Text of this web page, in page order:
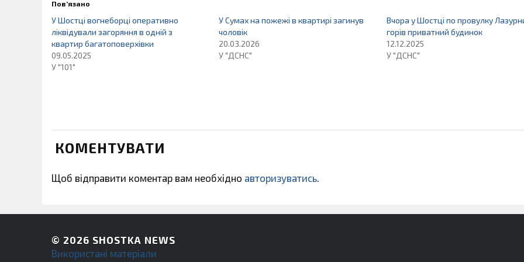
Пов’язано
У Шостці вогнеборці оперативно
ліквідували загоряння в одній з
квартир багатоповерхівки
09.05.2025
У "101"
У Сумах на пожежі в квартирі загинув
чоловік
20.03.2026
У "ДСНС"
Вчора у Шостці по провулку
горів приватний будинок
12.12.2025
У "ДСНС"
КОМЕНТУВАТИ
Щоб відправити коментар вам необхідно авторизуватись.
© 2026 SHOSTKA NEWS
Використані матеріали